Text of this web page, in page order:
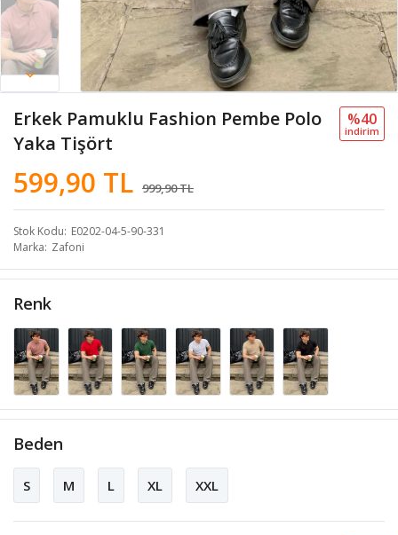
Erkek Pamuklu Fashion Pembe Polo
Yaka Tişört
599,90 TL 999,90 TL
%40
i̇ndi̇ri̇m
Stok Kodu E0202-04-5-90-331
Marka Zafoni
Renk
Beden
S M L XL XXL